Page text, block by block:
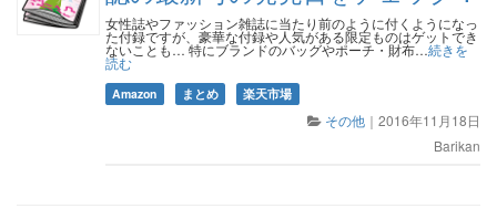
v
i
i
o
女性誌やファッション雑誌に当たり前のように付くようになっ
た付録ですが、豪華な付録や人気がある限定ものはゲットでき
ないことも… 特にブランドのバッグやポーチ・財布…続きを
読む
Amazon まとめ 楽天市場
その他 ｜ 2016年11月18日
Barikan